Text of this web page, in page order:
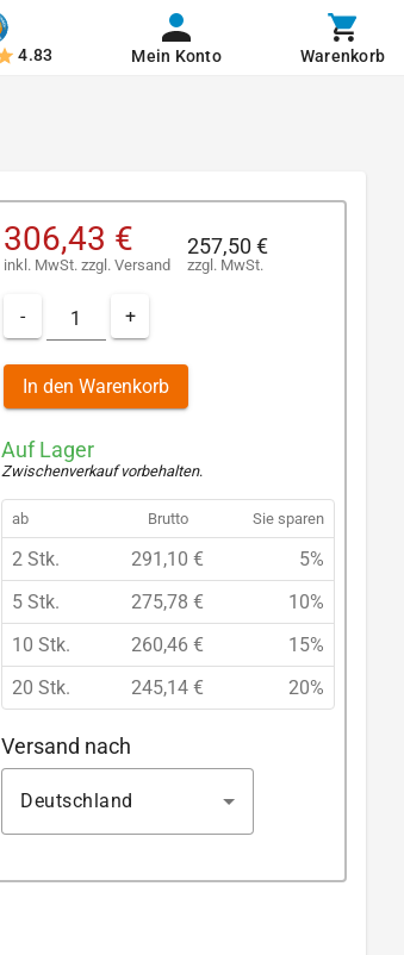
4.83 Mein Konto Warenkorb
306,43 €
inkl. MwSt. zzgl. Versand
257,50 €
zzgl. MwSt.
- +
In den Warenkorb
Auf Lager
Zwischenverkauf vorbehalten.
ab Brutto Sie sparen
2 Stk. 291,10 €
5%
5 Stk.
275,78 €
10%
10 Stk.
260,46 €
15%
20 Stk.
245,14 € 20%
Versand nach
Deutschland